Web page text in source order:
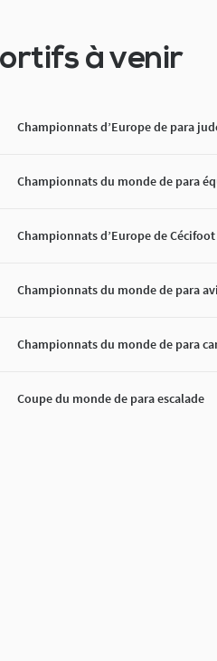
à venir
Championnats d’Europe de para
Championnats du monde de para
Championnats d’Europe de Cécifoot
Championnats du monde de para
Championnats du monde de para
Coupe du monde de para escalade